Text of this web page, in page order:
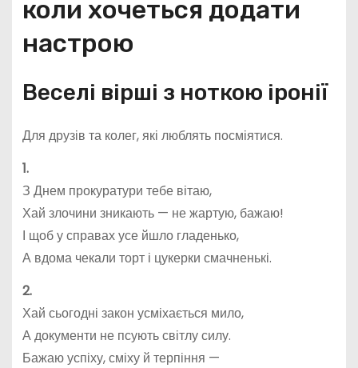
коли хочеться додати
настрою
Веселі вірші з ноткою іронії
Для друзів та колег, які люблять посміятися.
1.
З Днем прокуратури тебе вітаю,
Хай злочини зникають — не жартую, бажаю!
І щоб у справах усе йшло гладенько,
А вдома чекали торт і цукерки смачненькі.
2.
Хай сьогодні закон усміхається мило,
А документи не псують світлу силу.
Бажаю успіху, сміху й терпіння —